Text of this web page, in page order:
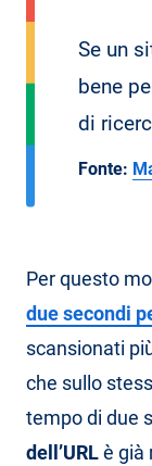
Se un
bene
di
Fonte:
Per questo
due secondi
scansionati
che sullo
tempo di due
dell’URLè già